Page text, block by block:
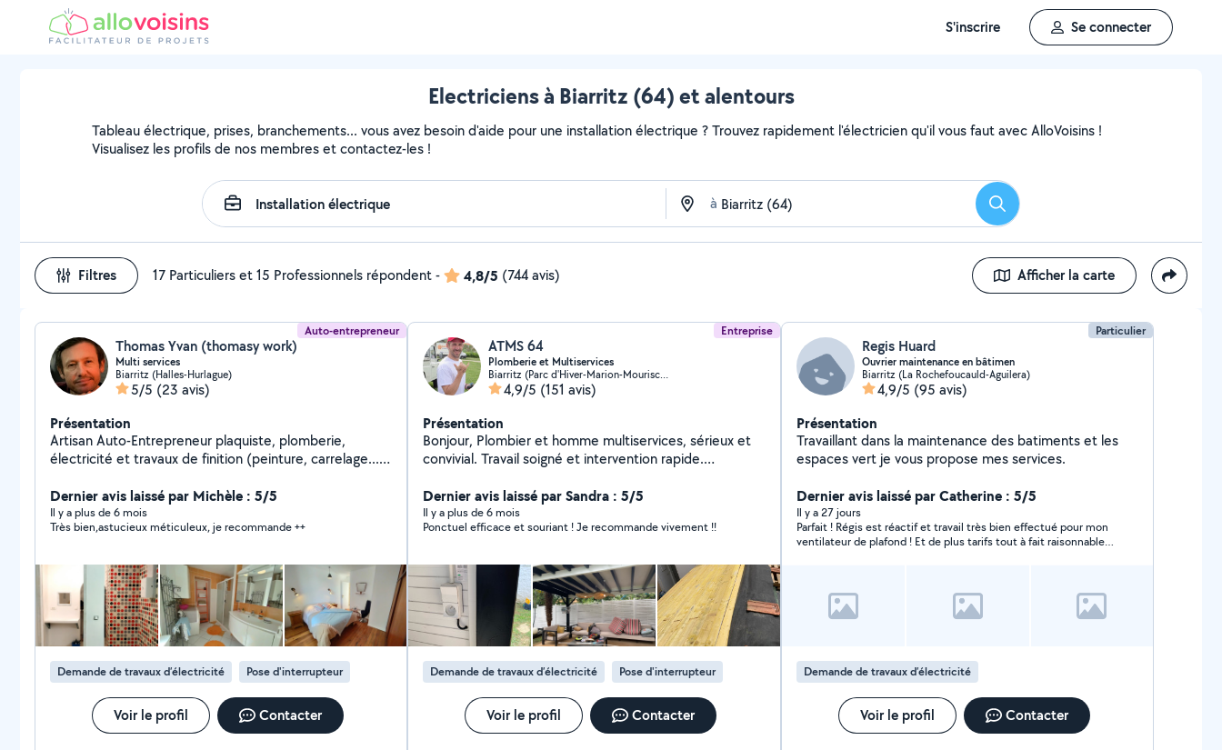
S'inscrire Se connecter
Electriciens à Biarritz (64) et alentours
Tableau électrique, prises, branchements... vous avez besoin d'aide pour une installation électrique ? Trouvez rapidement l'électricien qu'il vous faut avec AlloVoisins !
Visualisez les profils de nos membres et contactez-les !
à Rechercher
Filtres 17 Particuliers et 15 Professionnels répondent- 4,8/5 (744 avis) Afficher la carte
Auto-entrepreneur
Thomas Yvan (thomasy work)
Multi services
Biarritz (Halles-Hurlague)
5/5 (23 avis)
Présentation
Artisan Auto-Entrepreneur plaquiste, plomberie,
électricité et travaux de finition (peinture, carrelage...)
répondre qu'aux demandes qui sont postées dans les
catégories que j'ai sélectionnées, si votre demande est
postée dans une autre catégorie, je n'y ai pas accès.
numéro renseigné dans mon profil.
Dernier avis laissé par Michèle : 5/5
Il y a plus de 6 mois
Très bien,astucieux méticuleux, je recommande ++
Demande de travaux d’électricité Pose d'interrupteur
Voir le profil Contacter
Entreprise
ATMS 64
Plomberie et Multiservices
Biarritz (Parc d'Hiver-Marion-Mouriscot)
4,9/5 (151 avis)
Présentation
Bonjour, Plombier et homme multiservices, sérieux et
convivial. Travail soigné et intervention rapide.
chantiers de rénovation globale, - vos bricolages du
quotidien (électricité / peinture / menuiserie) - les
dépannages (électroménager / fuites / remise en état
(dressing, cuisines, lits, ) Intervention sur Biarritz, Bidart
et Anglet. Au plaisir de venir vous aider ;-)
Dernier avis laissé par Sandra : 5/5
Il y a plus de 6 mois
Ponctuel efficace et souriant ! Je recommande vivement !!
Demande de travaux d’électricité Pose d'interrupteur
Voir le profil Contacter
Particulier
Regis Huard
Ouvrier maintenance en bâtimen
Biarritz (La Rochefoucauld-Aguilera)
4,9/5 (95 avis)
Présentation
Travaillant dans la maintenance des batiments et les
espaces vert je vous propose mes services.
Dernier avis laissé par Catherine : 5/5
Il y a 27 jours
Parfait ! Régis est réactif et travail très bien effectué pour mon
ventilateur de plafond ! Et de plus tarifs tout à fait raisonnables
Demande de travaux d’électricité
Voir le profil Contacter